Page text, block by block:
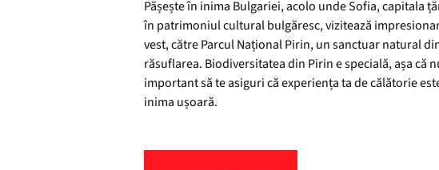
Pășește în inima Bulgariei, acolo unde Sofia, capitala
în patrimoniul cultural bulgăresc, vizitează
vest, către Parcul Național Pirin, un sanctuar natural
răsuflarea. Biodiversitatea din Pirin e specială, așa că
important să te asiguri că experiența ta de călătorie
inima ușoară.